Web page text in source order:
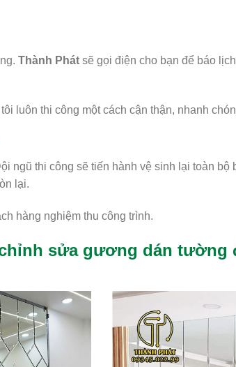
Thành Phátsẽ gọi điện cho bạn để báo
luôn thi công một cách cận thận, nhanh
ngũ thi công sẽ tiến hành vệ sinh lại toàn bộ
lại.
hàng nghiệm thu công trình.
sửa gương dán tường